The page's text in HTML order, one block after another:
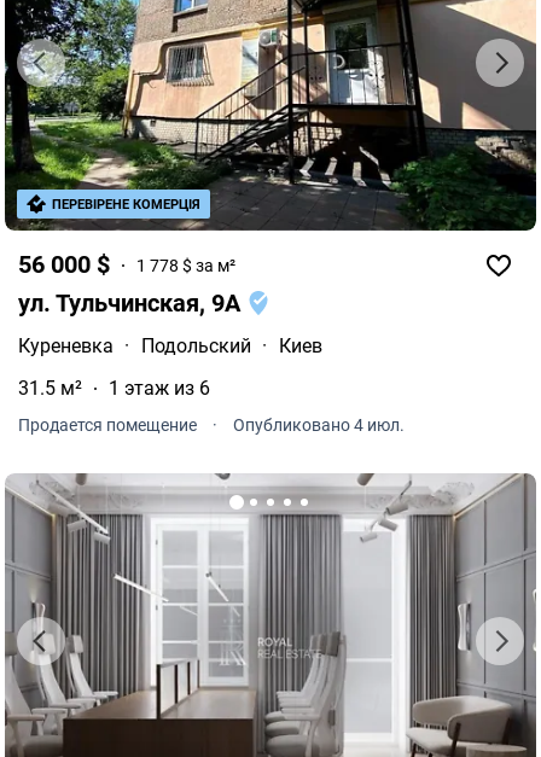
56 000 $ 1 778 $ за м²
ул. Тульчинская, 9А
Куреневка · Подольский ·
Киев
31.5 м²
1 этаж из 6
Продается помещение · Опубликовано 4 июл.
ПЕРЕВІРЕНЕ КОМЕРЦІЯ